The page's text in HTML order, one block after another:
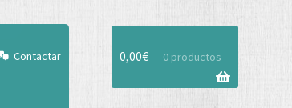
Contactar 0,00€ 0 productos